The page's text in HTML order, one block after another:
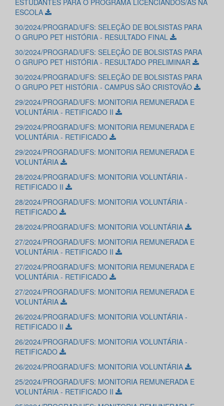
ESTUDANTES PARA O PROGRAMA LICENCIANDOS/AS NA
ESCOLA
30/2024/PROGRAD/UFS: SELEÇÃO DE BOLSISTAS PARA
O GRUPO PET HISTÓRIA - RESULTADO FINAL
30/2024/PROGRAD/UFS: SELEÇÃO DE BOLSISTAS PARA
O GRUPO PET HISTÓRIA - RESULTADO PRELIMINAR
30/2024/PROGRAD/UFS: SELEÇÃO DE BOLSISTAS PARA
O GRUPO PET HISTÓRIA - CAMPUS SÃO CRISTOVÃO
29/2024/PROGRAD/UFS: MONITORIA REMUNERADA E
VOLUNTÁRIA - RETIFICADO II
29/2024/PROGRAD/UFS: MONITORIA REMUNERADA E
VOLUNTÁRIA - RETIFICADO
29/2024/PROGRAD/UFS: MONITORIA REMUNERADA E
VOLUNTÁRIA
28/2024/PROGRAD/UFS: MONITORIA VOLUNTÁRIA -
RETIFICADO II
28/2024/PROGRAD/UFS: MONITORIA VOLUNTÁRIA -
RETIFICADO
28/2024/PROGRAD/UFS: MONITORIA VOLUNTÁRIA
27/2024/PROGRAD/UFS: MONITORIA REMUNERADA E
VOLUNTÁRIA - RETIFICADO II
27/2024/PROGRAD/UFS: MONITORIA REMUNERADA E
VOLUNTÁRIA - RETIFICADO
27/2024/PROGRAD/UFS: MONITORIA REMUNERADA E
VOLUNTÁRIA
26/2024/PROGRAD/UFS: MONITORIA VOLUNTÁRIA -
RETIFICADO II
26/2024/PROGRAD/UFS: MONITORIA VOLUNTÁRIA -
RETIFICADO
26/2024/PROGRAD/UFS: MONITORIA VOLUNTÁRIA
25/2024/PROGRAD/UFS: MONITORIA REMUNERADA E
VOLUNTÁRIA - RETIFICADO II